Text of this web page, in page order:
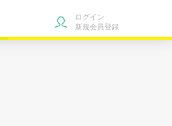
ログイン
新規会員登録